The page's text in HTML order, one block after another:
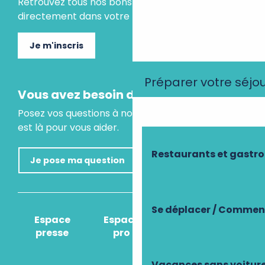
Préparer votre
Restaurants et
Se déplacer /
directement dans votre boite mail.
Je m'inscris
Vous avez besoin d'un conseil ?
Posez vos questions à notre assistant virtuel, il
est là pour vous aider.
Je pose ma question
Espace
presse
Espace
pro
Comment venir